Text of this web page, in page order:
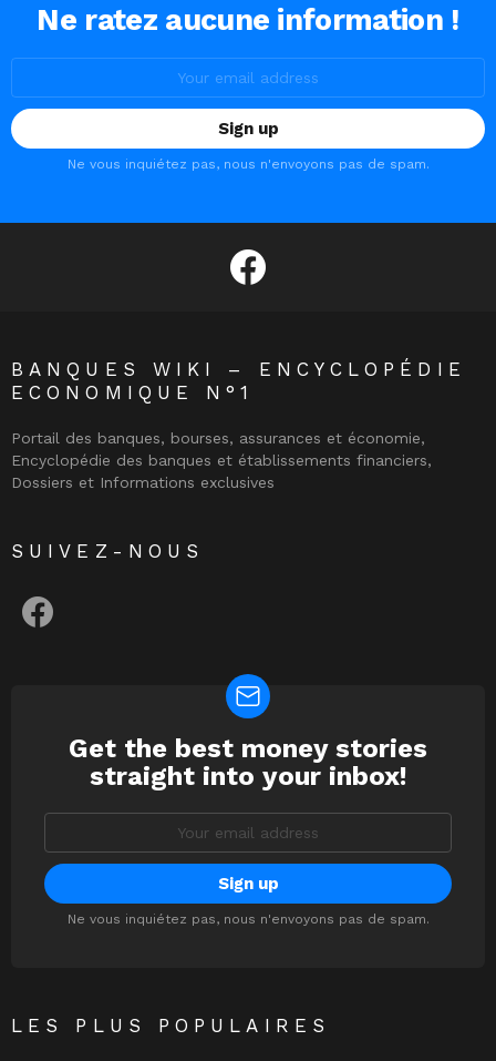
Ne ratez aucune information !
Ne vous inquiétez pas, nous n'envoyons pas de spam.
facebook
BANQUES WIKI – ENCYCLOPÉDIE
ECONOMIQUE N°1
Portail des banques, bourses, assurances et économie,
Encyclopédie des banques et établissements financiers,
Dossiers et Informations exclusives
SUIVEZ-NOUS
NEWSLETTER
Get the best money stories
straight into your inbox!
Ne vous inquiétez pas, nous n'envoyons pas de spam.
LES PLUS POPULAIRES